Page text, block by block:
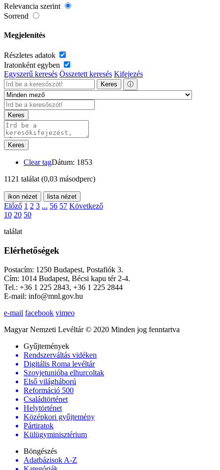
Relevancia szerint
Sorrend
Megjelenítés
Részletes adatok
Iratonként egyben
Egyszerű keresés Összetett keresés Kifejezés
Keres ⓘ
Keres
Keres
Clear tagDátum: 1853
1121 találat (0,03 másodperc)
ikon nézet lista nézet
Előző 1 2 3 ... 56 57 Következő
10 20 50
találat
Elérhetőségek
Postacím: 1250 Budapest, Postafiók 3.
Cím: 1014 Budapest, Bécsi kapu tér 2-4.
Tel.: +36 1 225 2843, +36 1 225 2844
E-mail: info@mnl.gov.hu
e-mail facebook vimeo
Magyar Nemzeti Levéltár © 2020 Minden jog fenntartva
Gyűjtemények
Rendszerváltás vidéken
Digitális Roma levéltár
Szovjetunióba elhurcoltak
Első világháború
Reformáció 500
Családtörténet
Helytörténet
Középkori gyűjtemény
Pártiratok
Külügyminisztérium
Böngészés
Adatbázisok A-Z